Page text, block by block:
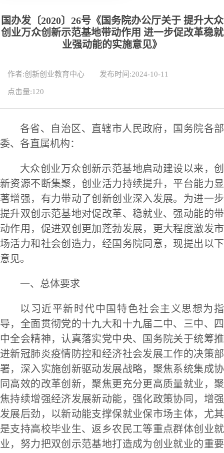
国办发〔2020〕26号《国务院办公厅关于 提升大众
创业万众创新示范基地带动作用 进一步促改革稳就
业强动能的实施意见》
作者:创新创业教育中心 发布时间:2024-10-11
点击量:120
各省、自治区、直辖市人民政府，国务院各部
委、各直属机构：
大众创业万众创新示范基地启动建设以来，创
新资源不断集聚，创业活力持续提升，平台能力显
著增强，有力带动了创新创业深入发展。为进一步
提升双创示范基地对促改革、稳就业、强动能的带
动作用，促进双创更加蓬勃发展，更大程度激发市
场活力和社会创造力，经国务院同意，现提出以下
意见。
一、总体要求
以习近平新时代中国特色社会主义思想为指
导，全面贯彻党的十九大和十九届二中、三中、四
中全会精神，认真落实党中央、国务院关于统筹推
进新冠肺炎疫情防控和经济社会发展工作的决策部
署，深入实施创新驱动发展战略，聚焦系统集成协
同高效的改革创新，聚焦更充分更高质量就业，聚
焦持续增强经济发展新动能，强化政策协同，增强
发展后劲，以新动能支撑保就业保市场主体，尤其
是支持高校毕业生、返乡农民工等重点群体创业就
业，努力把双创示范基地打造成为创业就业的重要